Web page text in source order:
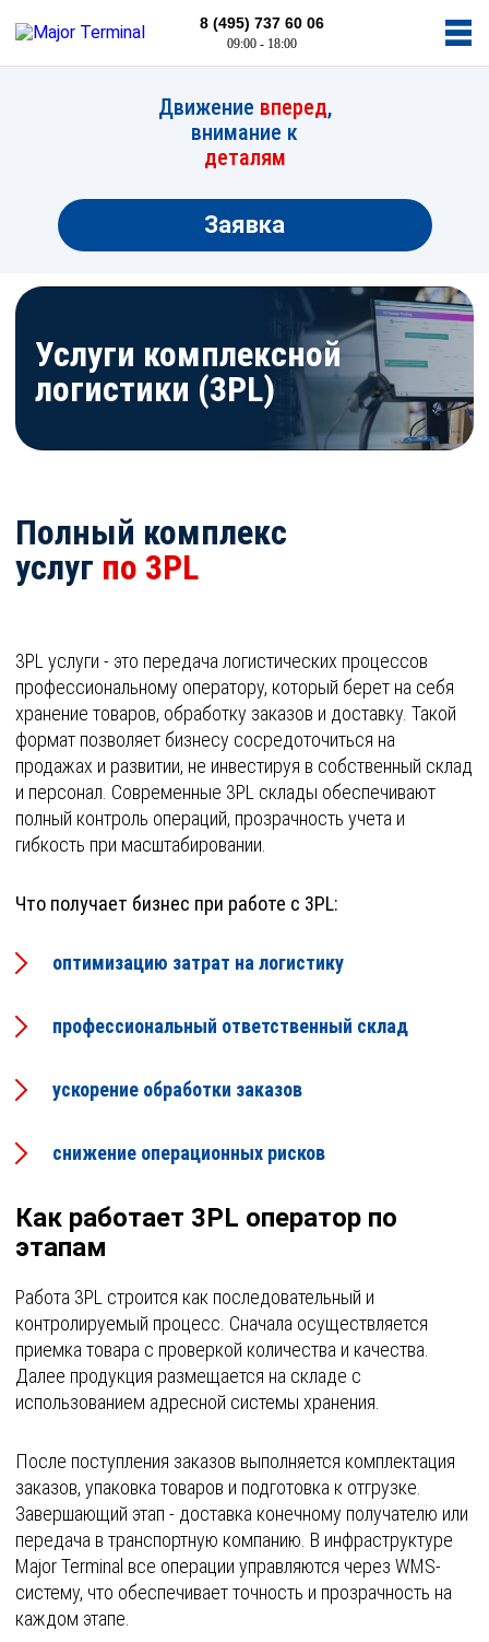
8 (495) 737 60 06
09:00 - 18:00
Движение вперед,
внимание к
деталям
Заявка
Услуги комплексной
логистики (3PL)
Полный комплекс
услуг по 3PL
3PL услуги - это передача логистических процессов
профессиональному оператору, который берет на себя
хранение товаров, обработку заказов и доставку. Такой
формат позволяет бизнесу сосредоточиться на
продажах и развитии, не инвестируя в собственный склад
и персонал. Современные 3PL склады обеспечивают
полный контроль операций, прозрачность учета и
гибкость при масштабировании.
Что получает бизнес при работе с 3PL:
оптимизацию затрат на логистику
профессиональный ответственный склад
ускорение обработки заказов
снижение операционных рисков
Как работает 3PL оператор по
этапам
Работа 3PL строится как последовательный и
контролируемый процесс. Сначала осуществляется
приемка товара с проверкой количества и качества.
Далее продукция размещается на складе с
использованием адресной системы хранения.
После поступления заказов выполняется комплектация
заказов, упаковка товаров и подготовка к отгрузке.
Завершающий этап - доставка конечному получателю или
передача в транспортную компанию. В инфраструктуре
Major Terminal все операции управляются через WMS-
систему, что обеспечивает точность и прозрачность на
каждом этапе.